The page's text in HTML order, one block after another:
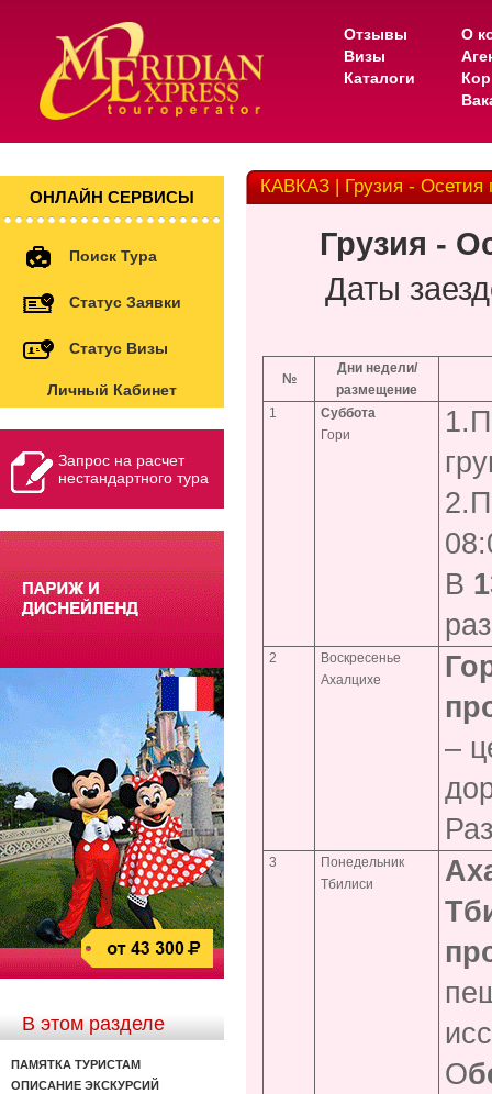
Отзывы
Визы
Каталоги
О
ОНЛАЙН СЕРВИСЫ
Поиск Тура
Статус Заявки
Статус Визы
Личный Кабинет
Запрос на расчет
нестандартного тура
В этом разделе
ПАМЯТКА ТУРИСТАМ
ОПИСАНИЕ ЭКСКУРСИЙ
КАВКАЗ | Грузия - Осетия
Грузия -
Даты
№
Дни недели/
размещение
1
Суббота
Гори
В
2
Воскресенье
Ахалцихе
–
3
Понедельник
Тбилиси
О